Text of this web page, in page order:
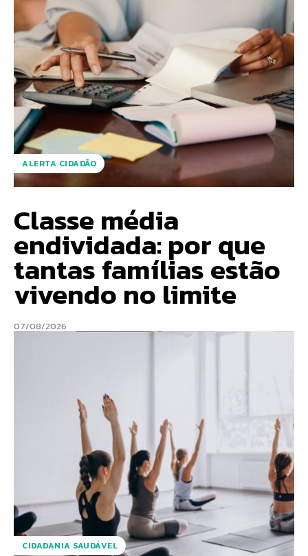
ALERTA CIDADÃO
Classe média
endividada: por que
tantas famílias estão
vivendo no limite
07/08/2026
CIDADANIA SAUDÁVEL